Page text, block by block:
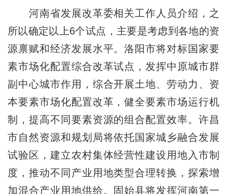
河南省发展改革委相关工作人员介绍，之
所以确定以上6个试点，主要是考虑到各地的资
源禀赋和经济发展水平。洛阳市将对标国家要
素市场化配置综合改革试点，发挥中原城市群
副中心城市作用，综合开展土地、劳动力、资
本要素市场化配置改革，健全要素市场运行机
制，提高不同要素资源的组合配置效率。许昌
市自然资源和规划局将依托国家城乡融合发展
试验区，建立农村集体经营性建设用地入市制
度，推动不同产业用地类型合理转换，探索增
加混合产业用地供给。固始县将发挥河南第一